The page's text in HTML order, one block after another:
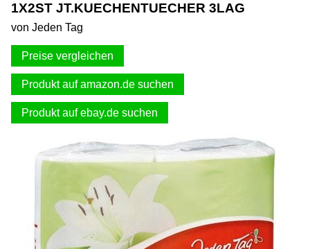
Support & Newsletter
Presse
Datenschutz
Impressum
1X2ST JT.KUECHENTUECHER 3LAG
von Jeden Tag
Preise vergleichen
Produkt auf amazon.de suchen
Produkt auf ebay.de suchen